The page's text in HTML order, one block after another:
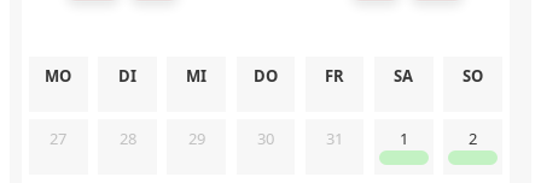
MO DI MI DO FR SA SO
27 28 29 30 31 1 2